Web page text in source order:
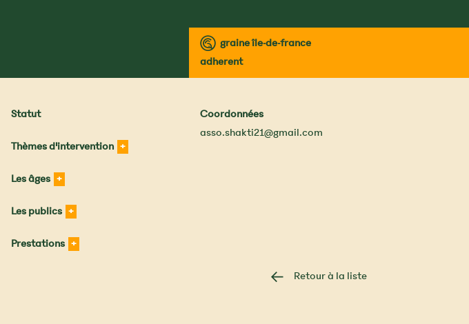
™ graine île-de-france
adherent
Statut
Thèmes d'intervention
Les âges
Les publics
Prestations
Coordonnées
asso.shakti21@gmail.com
Retour à la liste